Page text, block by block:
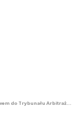
Turcja grozi Gazpromowi pozwem do Trybunału Arbitrażowego